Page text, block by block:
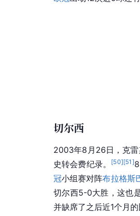
切尔西
2003年8月26日，克
史转会费纪录。
[50][51 ]
冠小组赛对阵布拉格斯
切尔西5-0大胜，这也
并缺席了之后近1个月